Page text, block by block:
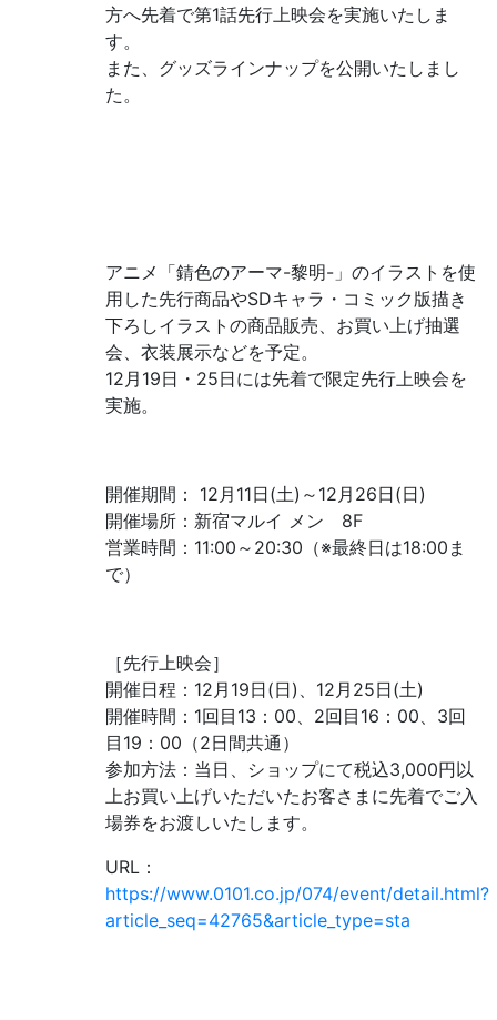
方へ先着で第1話先行上映会を実施いたしま
す。
また、グッズラインナップを公開いたしまし
た。
アニメ「錆色のアーマ-黎明-」のイラストを使
用した先行商品やSDキャラ・コミック版描き
下ろしイラストの商品販売、お買い上げ抽選
会、衣装展示などを予定。
12月19日・25日には先着で限定先行上映会を
実施。
開催期間： 12月11日(土)～12月26日(日)
開催場所：新宿マルイ メン 8F
営業時間：11:00～20:30（※最終日は18:00ま
で）
［先行上映会］
開催日程：12月19日(日)、12月25日(土)
開催時間：1回目13：00、2回目16：00、3回
目19：00（2日間共通）
参加方法：当日、ショップにて税込3,000円以
上お買い上げいただいたお客さまに先着でご入
場券をお渡しいたします。
URL：
https://www.0101.co.jp/074/event/detail.html?
article_seq=42765&article_type=sta